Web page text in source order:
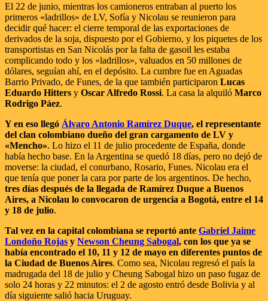
El 22 de junio, mientras los camioneros entraban al puerto los
primeros «ladrillos» de LV, Sofía y Nicolau se reunieron para
decidir qué hacer: el cierre temporal de las exportaciones de
derivados de la soja, dispuesto por el Gobierno, y los piquetes de los
transportistas en San Nicolás por la falta de gasoil les estaba
complicando todo y los «ladrillos», valuados en 50 millones de
dólares, seguían ahí, en el depósito. La cumbre fue en Aguadas
Barrio Privado, de Funes, de la que también participaron Lucas
Eduardo Hitters y Oscar Alfredo Rossi. La casa la alquiló Marco
Rodrigo Páez.
Y en eso llegó Álvaro Antonio Ramírez Duque, el representante
del clan colombiano dueño del gran cargamento de LV y
«Mencho». Lo hizo el 11 de julio procedente de España, donde
había hecho base. En la Argentina se quedó 18 días, pero no dejó de
moverse: la ciudad, el conurbano, Rosario, Funes. Nicolau era el
que tenía que poner la cara por parte de los argentinos. De hecho,
tres días después de la llegada de Ramírez Duque a Buenos
Aires, a Nicolau lo convocaron de urgencia a Bogotá, entre el 14
y 18 de julio.
Tal vez en la capital colombiana se reportó ante Gabriel Jaime
Londoño Rojas y Newson Cheung Sabogal, con los que ya se
había encontrado el 10, 11 y 12 de mayo en diferentes puntos de
la Ciudad de Buenos Aires. Como sea, Nicolau regresó el país la
madrugada del 18 de julio y Cheung Sabogal hizo un paso fugaz de
solo 24 horas y 22 minutos: el 2 de agosto entró desde Bolivia y al
día siguiente salió hacia Uruguay.